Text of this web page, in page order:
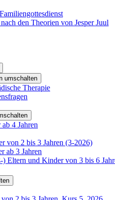
den Theorien von Jesper Juul
umschalten
Therapie
4 Jahren
von 2 bis 3 Jahren (3-2026)
ab 3 Jahren
Eltern und Kinder von 3 bis 6